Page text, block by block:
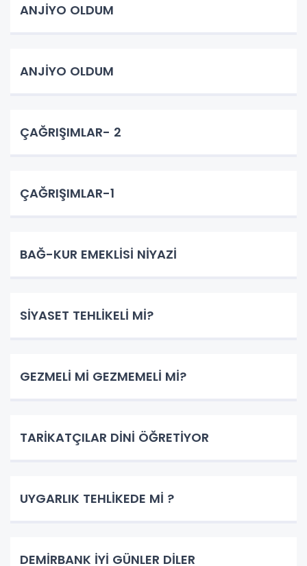
ANJİYO OLDUM
ANJİYO OLDUM
ÇAĞRIŞIMLAR- 2
ÇAĞRIŞIMLAR-1
BAĞ-KUR EMEKLİSİ NİYAZİ
SİYASET TEHLİKELİ Mİ?
GEZMELİ Mİ GEZMEMELİ Mİ?
TARİKATÇILAR DİNİ ÖĞRETİYOR
UYGARLIK TEHLİKEDE Mİ ?
DEMİRBANK İYİ GÜNLER DİLER